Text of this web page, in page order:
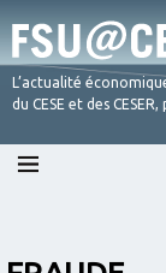
L’actualité
du CESE et des
Skip